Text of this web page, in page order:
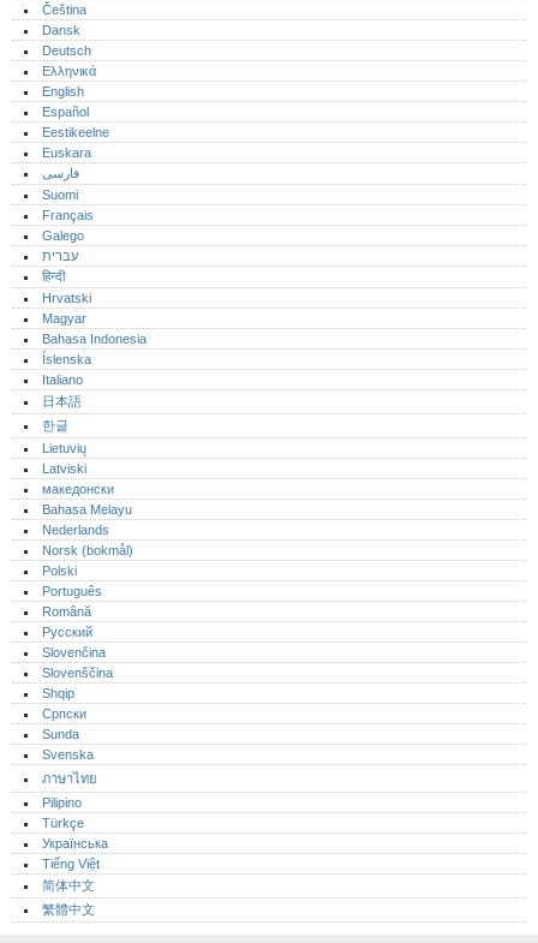
Čeština
Dansk
Deutsch
Ελληνικά
English
Español
Eestikeelne
Euskara
فارسی
Suomi
Français
Galego
עברית
हिन्दी
Hrvatski
Magyar
Bahasa Indonesia
Íslenska
Italiano
日本語
한글
Lietuvių
Latviski
македонски
Bahasa Melayu
Nederlands
Norsk (bokmål)‎
Polski
Português‎
Română
Русский
Slovenčina
Slovenščina
Shqip
Српски
Sunda
Svenska
ภาษาไทย
Pilipino
Türkçe
Українська
Tiếng Việt
简体中文
繁體中文